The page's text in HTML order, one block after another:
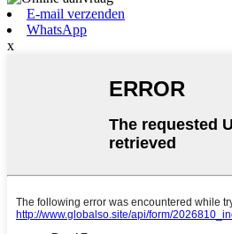
E-mail verzenden
WhatsApp
x